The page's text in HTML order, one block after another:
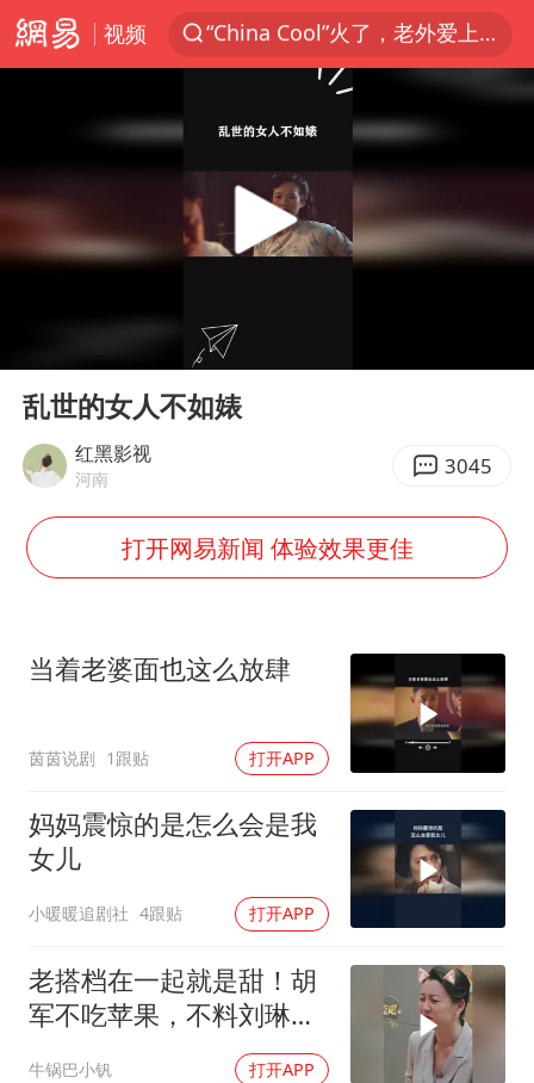
视频
四川宜宾3.4级地震
香港宏福苑火灾或由烟头引起
浙江台州《告全体市民书》
伊斯兰版北约来了吗
中国父女泰国骑摩托车坠崖1死1伤
网约车司机充电时猝死保险拒赔
22岁女生独闯南太行失联12天
上半年国内居民出游人次34.63亿
张本智和：零封向鹏不意外
薛之谦杭州站演唱会取消
习近平心系体育强国建设
Play
乱世的女人不如婊
红黑影视
河南 3045
打开网易新闻 体验效果更佳
当着老婆面也这么放肆
茵茵说剧 1跟贴 打开APP
妈妈震惊的是怎么会是我
女儿
小暖暖追剧社 4跟贴 打开APP
老搭档在一起就是甜！胡
军不吃苹果，不料刘琳一
撒娇立马妥协丨身临其境
牛锅巴小钒 打开APP